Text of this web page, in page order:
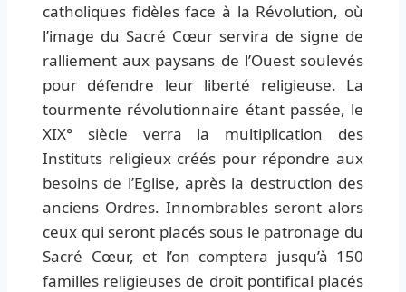
catholiques fidèles face à la Révolution, où
l’image du Sacré Cœur servira de signe de
ralliement aux paysans de l’Ouest soulevés
pour défendre leur liberté religieuse. La
tourmente révolutionnaire étant passée, le
XIX° siècle verra la multiplication des
Instituts religieux créés pour répondre aux
besoins de l’Eglise, après la destruction des
anciens Ordres. Innombrables seront alors
ceux qui seront placés sous le patronage du
Sacré Cœur, et l’on comptera jusqu’à 150
familles religieuses de droit pontifical placés